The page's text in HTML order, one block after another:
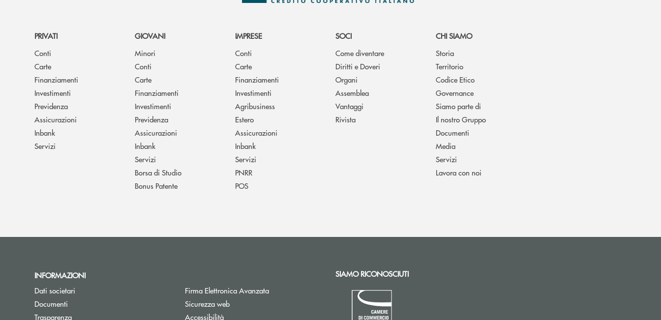
PRIVATI
Conti
Carte
Finanziamenti
Investimenti
Previdenza
Assicurazioni
Inbank
Servizi
GIOVANI
Minori
Conti
Carte
Finanziamenti
Investimenti
Previdenza
Assicurazioni
Inbank
Servizi
Borsa di Studio
Bonus Patente
IMPRESE
Conti
Carte
Finanziamenti
Investimenti
Agribusiness
Estero
Assicurazioni
Inbank
Servizi
PNRR
POS
SOCI
Come diventare
Diritti e Doveri
Organi
Assemblea
Vantaggi
Rivista
CHI SIAMO
Storia
Territorio
Codice Etico
Governance
Siamo parte di
Il nostro Gruppo
Documenti
Media
Servizi
Lavora con noi
INFORMAZIONI
Dati societari
Documenti
Trasparenza
Firma Elettronica AvanzataApre una nuova finestra
Sicurezza web
Accessibilità
SIAMO RICONOSCIUTI